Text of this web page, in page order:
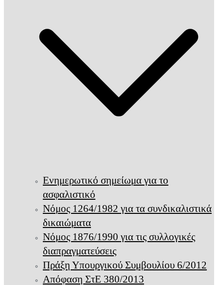
Ενημερωτικό σημείωμα για το
ασφαλιστικό
Νόμος 1264/1982 για τα συνδικαλιστικά
δικαιώματα
Νόμος 1876/1990 για τις συλλογικές
διαπραγματεύσεις
Πράξη Υπουργικού Συμβουλίου 6/2012
Απόφαση ΣτΕ 380/2013